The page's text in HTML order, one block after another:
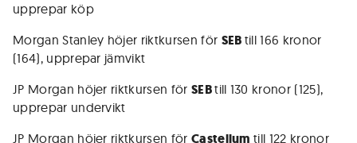
upprepar köp
Morgan Stanley höjer riktkursen för SEB till 166 kronor
(164), upprepar jämvikt
JP Morgan höjer riktkursen för SEBtill 130 kronor (125),
upprepar undervikt
JP Morgan höjer riktkursen för Castellumtill 122 kronor